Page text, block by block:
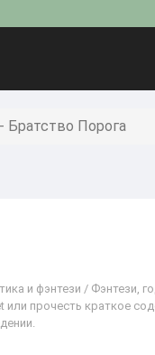
Братство Порога
и фэнтези / Фэнтези,
или прочесть краткое